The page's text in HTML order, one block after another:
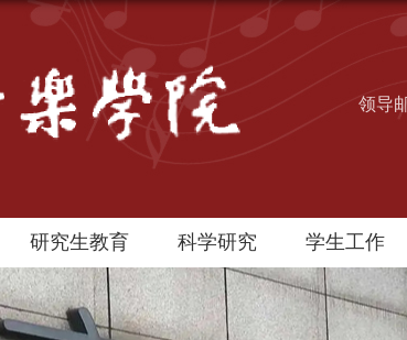
领导
研究生教育 科学研究 学生工作